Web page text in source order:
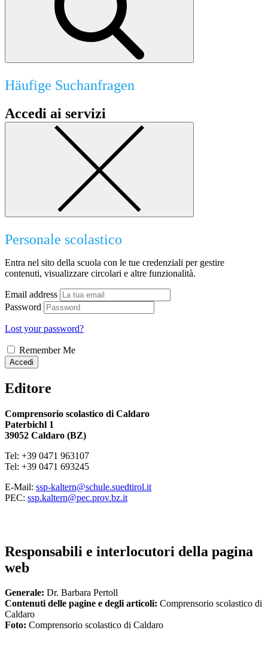
Häufige Suchanfragen
Accedi ai servizi
Personale scolastico
Entra nel sito della scuola con le tue credenziali per gestire
contenuti, visualizzare circolari e altre funzionalità.
Email address
Password
Lost your password?
Remember Me
Accedi
Editore
Comprensorio scolastico di Caldaro
Paterbichl 1
39052 Caldaro (BZ)
Tel: +39 0471 963107
Tel: +39 0471 693245
E-Mail: ssp-kaltern@schule.suedtirol.it
PEC: ssp.kaltern@pec.prov.bz.it
Responsabili e interlocutori della pagina
web
Generale: Dr. Barbara Pertoll
Contenuti delle pagine e degli articoli: Comprensorio scolastico di
Caldaro
Foto: Comprensorio scolastico di Caldaro